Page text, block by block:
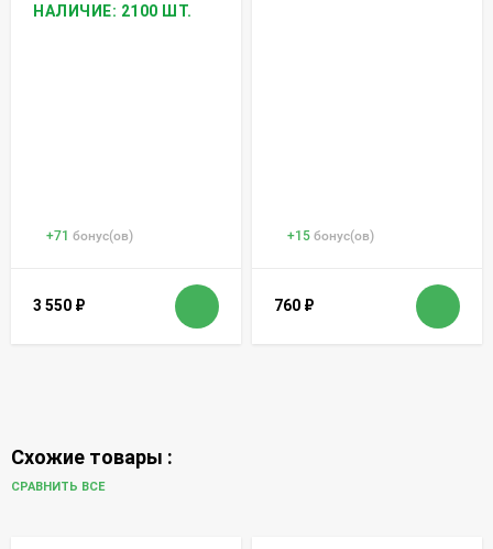
НАЛИЧИЕ: 2100 ШТ.
+71 бонус(ов)
3 550 ₽
+15 бонус(ов)
760 ₽
Схожие товары :
СРАВНИТЬ ВСЕ